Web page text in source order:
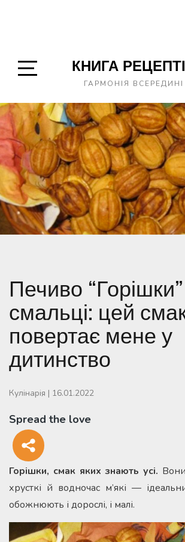
Sidebar
КНИГА
ГАРМОНІЯ ВСЕРЕДИНІ
Печиво
смальці: цей
повертає мене у
дитинство
Кулінарія | 16.01.2022
Spread the love
Горішки, смак яких знають усі.
хрусткі й водночас м’які —
обожнюють і дорослі, і малі.